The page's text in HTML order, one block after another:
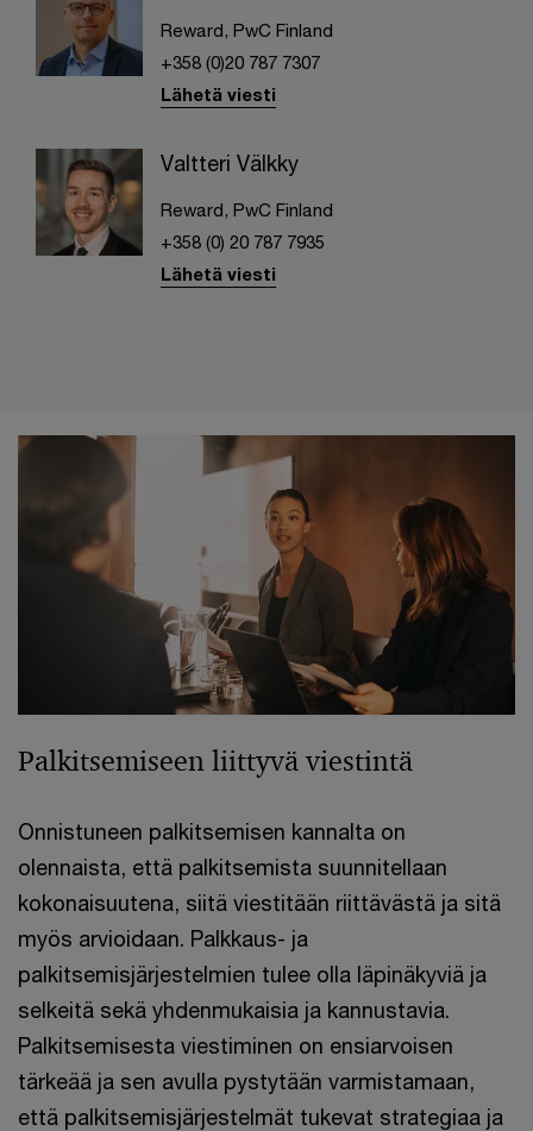
Reward, PwC Finland
+358 (0)20 787 7307
Lähetä viesti
Valtteri Välkky
Reward, PwC Finland
+358 (0) 20 787 7935
Lähetä viesti
Palkitsemiseen liittyvä viestintä
Onnistuneen palkitsemisen kannalta on
olennaista, että palkitsemista suunnitellaan
kokonaisuutena, siitä viestitään riittävästä ja sitä
myös arvioidaan. Palkkaus- ja
palkitsemisjärjestelmien tulee olla läpinäkyviä ja
selkeitä sekä yhdenmukaisia ja kannustavia.
Palkitsemisesta viestiminen on ensiarvoisen
tärkeää ja sen avulla pystytään varmistamaan,
että palkitsemisjärjestelmät tukevat strategiaa ja